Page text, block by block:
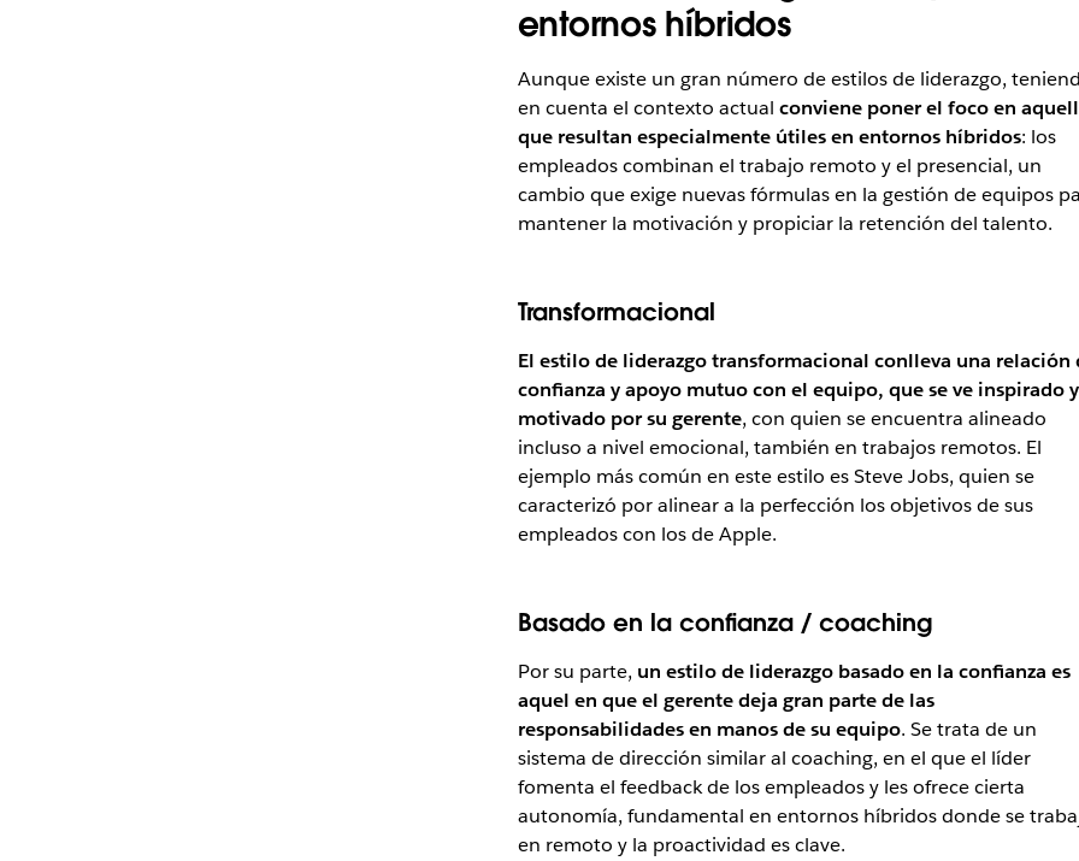
entornos híbridos
Aunque existe un gran número de estilos de liderazgo,
en cuenta el contexto actual conviene poner el foco en
que resultan especialmente útiles en entornos híbridos: los
empleados combinan el trabajo remoto y el presencial, un
cambio que exige nuevas fórmulas en la gestión de equipos
mantener la motivación y propiciar la retención del talento.
Transformacional
El estilo de liderazgo transformacional conlleva una relación
confianza y apoyo mutuo con el equipo, que se ve inspirado y
motivado por su gerente, con quien se encuentra alineado
incluso a nivel emocional, también en trabajos remotos. El
ejemplo más común en este estilo es Steve Jobs, quien se
caracterizó por alinear a la perfección los objetivos de sus
empleados con los de Apple.
Basado en la confianza / coaching
Por su parte, un estilo de liderazgo basado en la confianza es
aquel en que el gerente deja gran parte de las
responsabilidades en manos de su equipo. Se trata de un
sistema de dirección similar al coaching, en el que el líder
fomenta el feedback de los empleados y les ofrece cierta
autonomía, fundamental en entornos híbridos donde se
en remoto y la proactividad es clave.